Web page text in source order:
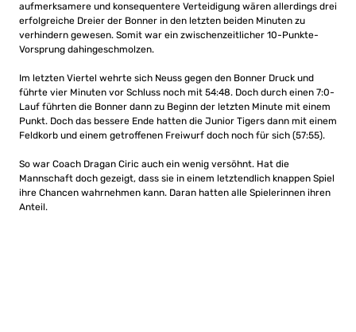
aufmerksamere und konsequentere Verteidigung wären allerdings drei
erfolgreiche Dreier der Bonner in den letzten beiden Minuten zu
verhindern gewesen. Somit war ein zwischenzeitlicher 10-Punkte-
Vorsprung dahingeschmolzen.
Im letzten Viertel wehrte sich Neuss gegen den Bonner Druck und
führte vier Minuten vor Schluss noch mit 54:48. Doch durch einen 7:0-
Lauf führten die Bonner dann zu Beginn der letzten Minute mit einem
Punkt. Doch das bessere Ende hatten die Junior Tigers dann mit einem
Feldkorb und einem getroffenen Freiwurf doch noch für sich (57:55).
So war Coach Dragan Ciric auch ein wenig versöhnt. Hat die
Mannschaft doch gezeigt, dass sie in einem letztendlich knappen Spiel
ihre Chancen wahrnehmen kann. Daran hatten alle Spielerinnen ihren
Anteil.